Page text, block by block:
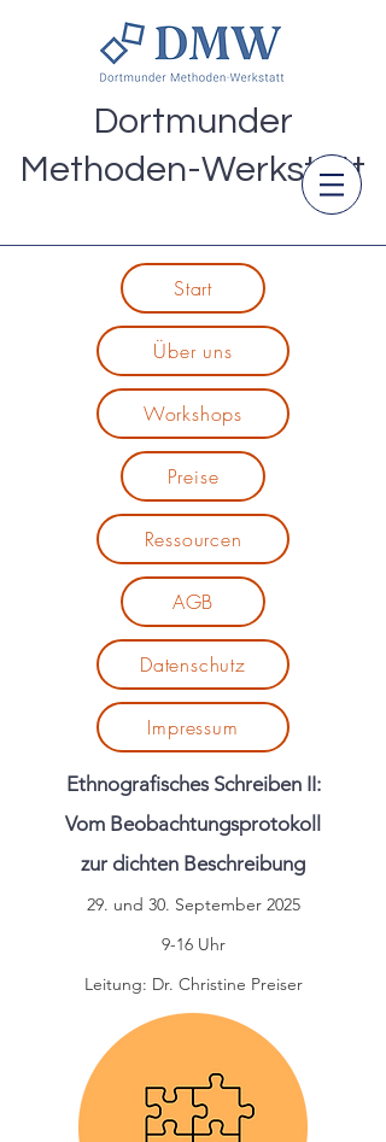
Dortmunder
Methoden-Werkstatt
Start
Über uns
Workshops
Preise
Ressourcen
AGB
Datenschutz
Impressum
Ethnografisches Schreiben II:
Vom Beobachtungsprotokoll
zur dichten Beschreibung
29. und 30. September 2025
9-16 Uhr
Leitung: Dr. Christine Preiser